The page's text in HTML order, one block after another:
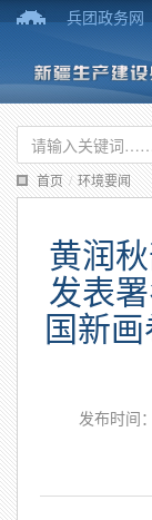
兵团政务网
首页 / 环境要闻
黄润
发表
国新
发布时间